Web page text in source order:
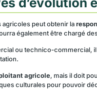
agricoles peut obtenir la
également être chargé
ou technico-commercial,
agricole, mais il doit
culturales pour pouvoir